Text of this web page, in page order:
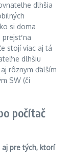
dlhšia
si doma
prejsť na
stojí viac aj tá
dlhšiu
rôznym ďalším
SW (či
počítač
aj pre tých, ktorí